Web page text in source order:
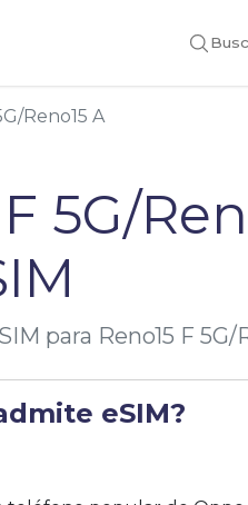
Reno15 A
5G/
para Reno15 F 5G/
eSIM?